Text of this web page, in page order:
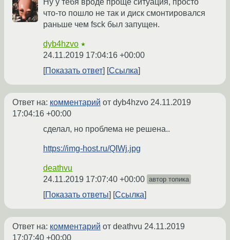
Ну у тебя вроде проще ситуация, просто
что-то пошло не так и диск смонтировался
раньше чем fsck был запущен.
dyb4hzvo ★
24.11.2019 17:04:16 +00:00
Показать ответ
Ссылка
Ответ на: комментарий от dyb4hzvo 24.11.2019
17:04:16 +00:00
сделал, но проблема не решена..
https://img-host.ru/QIWj.jpg
deathvu
24.11.2019 17:07:40 +00:00 автор топика
Показать ответы Ссылка
Ответ на: комментарий от deathvu 24.11.2019
17:07:40 +00:00